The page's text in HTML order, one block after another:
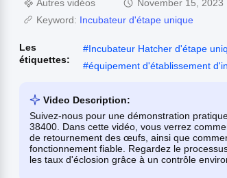
Autres vidéos
November 15, 2023
Keyword: Incubateur d'étape unique
Les
étiquettes:
#Incubateur Hatcher d'étape
#équipement d'établissement
Video Description:
Suivez-nous pour une démonstration
38400. Dans cette vidéo, vous verrez
de retournement des œufs, ainsi que
fonctionnement fiable. Regardez le
les taux d'éclosion grâce à un contrôle